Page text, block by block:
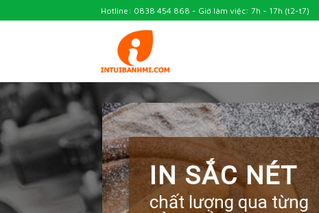
to
Hotline: 0838 454 868 - Giờ làm việc: 7h - 17h (t2-t7)
UY TÍN
in và giao hàng
nhanh chóng